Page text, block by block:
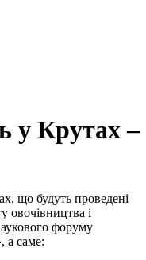
у Крутах –
що будуть проведені
овочівництва і
форуму
а саме: